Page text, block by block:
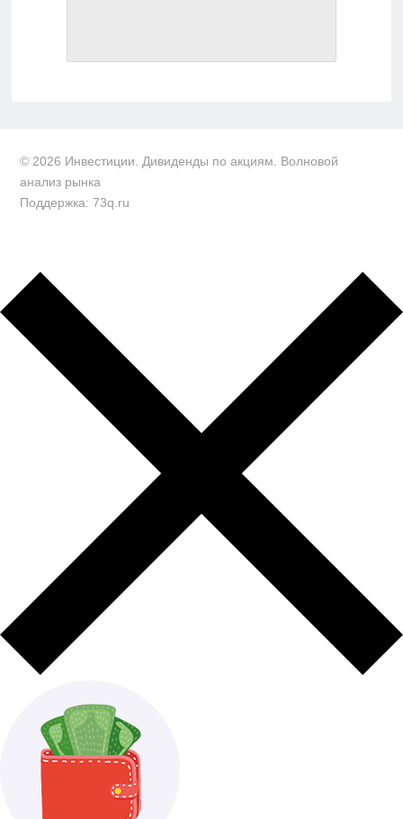
© 2026 Инвестиции. Дивиденды по акциям. Волновой
анализ рынка
Поддержка: 73q.ru